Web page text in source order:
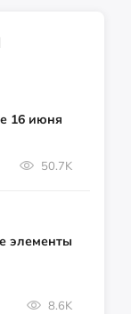
16 июня
50.7K
элементы
8.6K